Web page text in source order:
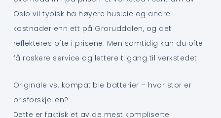
Oslo vil typisk ha høyere husleie og andre
kostnader enn ett på Groruddalen, og det
reflekteres ofte i prisene. Men samtidig kan du ofte
få raskere service og lettere tilgang til verkstedet.
Originale vs. kompatible batterier – hvor stor er
prisforskjellen?
Dette er faktisk et av de mest kompliserte